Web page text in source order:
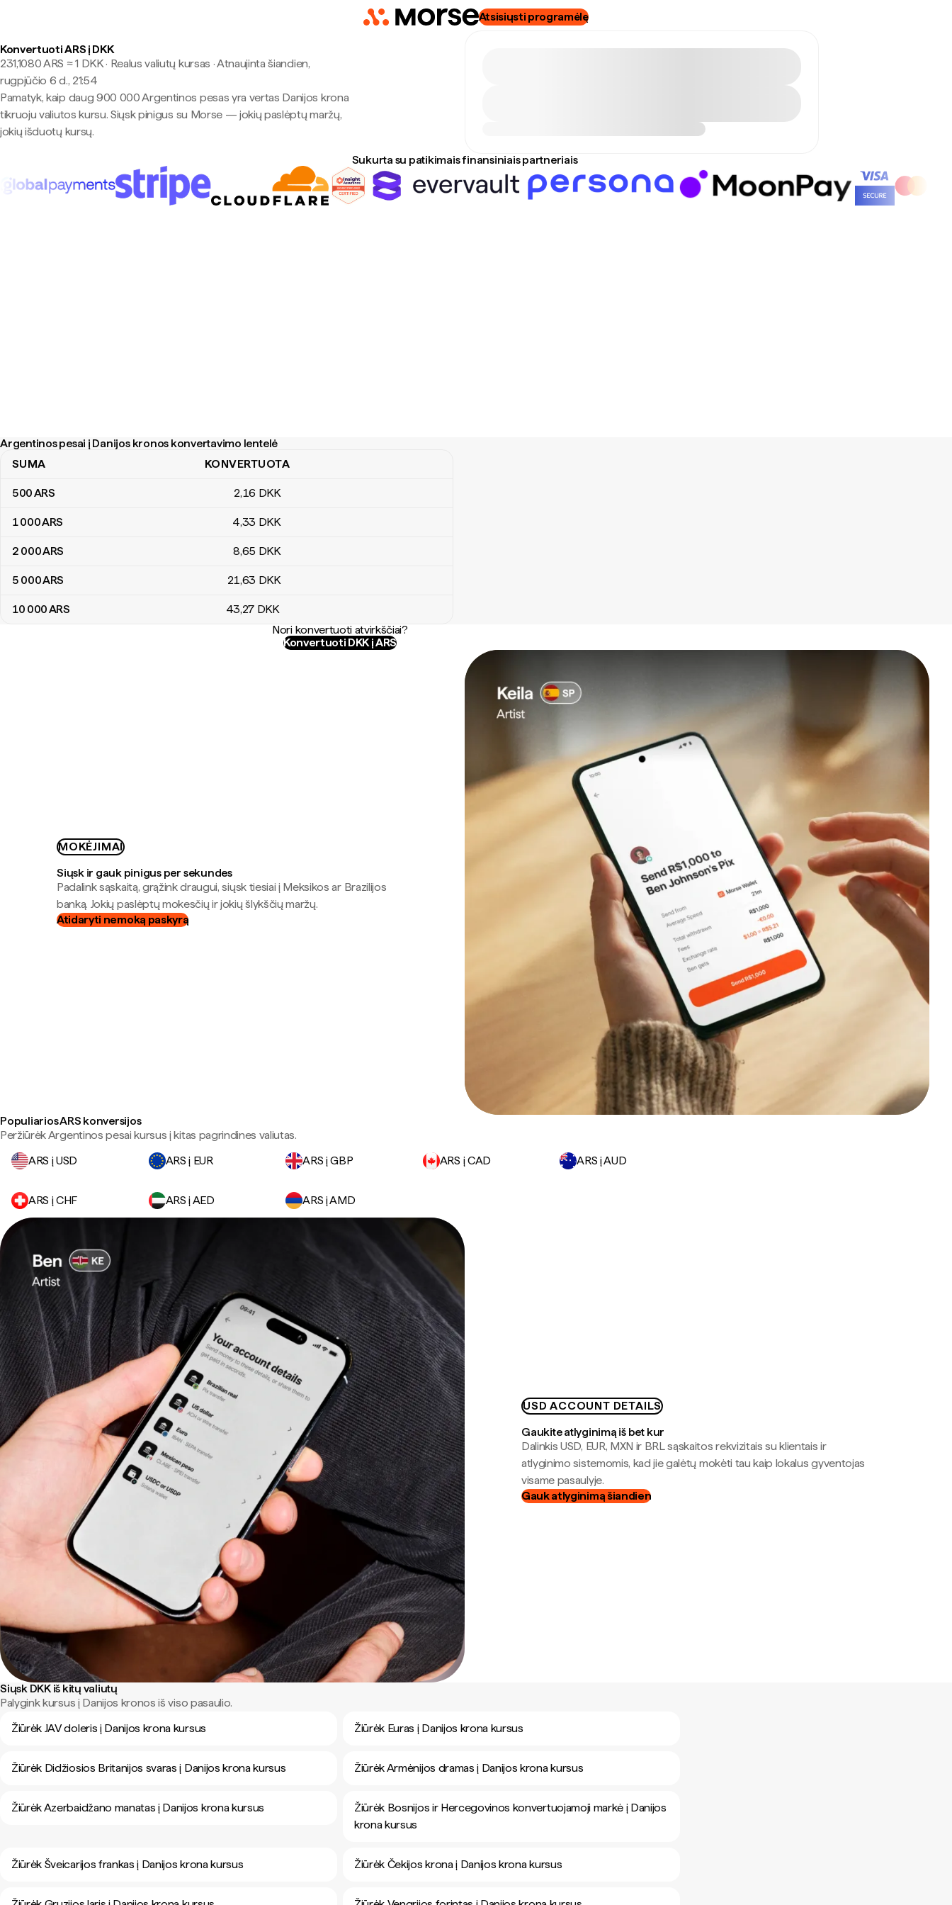
Atsisiųsti programėlę
Konvertuoti ARS į DKK
231,1080 ARS ≈ 1 DKK · Realus valiutų kursas ·Atnaujinta šiandien,
rugpjūčio 6 d., 21:54
Pamatyk, kaip daug 900 000 Argentinos pesas yra vertas Danijos krona
tikruoju valiutos kursu. Siųsk pinigus su Morse — jokių paslėptų maržų,
jokių išduotų kursų.
Sukurta su patikimais finansiniais partneriais
Argentinos pesai į Danijos kronos konvertavimo lentelė
Argentinos pesai į Danijos kronos konvertavimo lentelė
SUMA KONVERTUOTA
500ARS 2,16 DKK
1 000ARS 4,33 DKK
2 000ARS 8,65 DKK
5 000ARS 21,63 DKK
10 000ARS 43,27 DKK
Nori konvertuoti atvirkščiai?
Konvertuoti DKK į ARS
MOKĖJIMAI
Siųsk ir gauk pinigus per sekundes
Padalink sąskaitą, grąžink draugui, siųsk tiesiai į Meksikos ar Brazilijos
banką. Jokių paslėptų mokesčių ir jokių šlykščių maržų.
Atidaryti nemoką paskyrą
Populiarios ARS konversijos
Peržiūrėk Argentinos pesai kursus į kitas pagrindines valiutas.
ARS į USD
ARS į EUR ARS į GBP ARS į CAD ARS į AUD
ARS į CHF ARS į AED ARS į AMD
USD ACCOUNT DETAILS
Gaukite atlyginimą iš bet kur
Dalinkis USD, EUR, MXN ir BRL sąskaitos rekvizitais su klientais ir
atlyginimo sistemomis, kad jie galėtų mokėti tau kaip lokalus gyventojas
visame pasaulyje.
Gauk atlyginimą šiandien
Siųsk DKK iš kitų valiutų
Palygink kursus į Danijos kronos iš viso pasaulio.
Žiūrėk JAV doleris į Danijos krona kursus
Žiūrėk Euras į Danijos krona kursus
Žiūrėk Didžiosios Britanijos svaras į Danijos krona kursus Žiūrėk Armėnijos dramas į Danijos krona kursus
Žiūrėk Azerbaidžano manatas į Danijos krona kursus
Žiūrėk Bosnijos ir Hercegovinos konvertuojamoji markė į Danijos
krona kursus
Žiūrėk Šveicarijos frankas į Danijos krona kursus Žiūrėk Čekijos krona į Danijos krona kursus